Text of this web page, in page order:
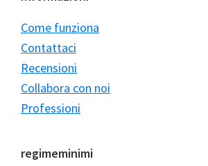
Come funziona
Contattaci
Recensioni
Collabora con noi
Professioni
regimeminimi